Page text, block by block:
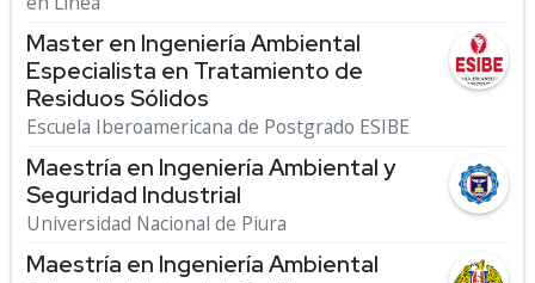
Master en Ingeniería Ambiental
Especialista en Tratamiento de
Residuos Sólidos
Escuela Iberoamericana de Postgrado ESIBE
Maestría en Ingeniería Ambiental y
Seguridad Industrial
Universidad Nacional de Piura
Maestría en Ingeniería Ambiental